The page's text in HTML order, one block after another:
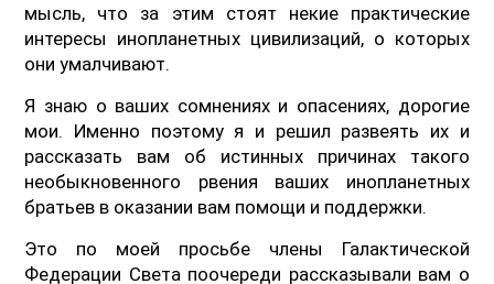
мысль, что за этим стоят некие практические
интересы инопланетных цивилизаций, о которых
они умалчивают.
Я знаю о ваших сомнениях и опасениях, дорогие
мои. Именно поэтому я и решил развеять их и
рассказать вам об истинных причинах такого
необыкновенного рвения ваших инопланетных
братьев в оказании вам помощи и поддержки.
Это по моей просьбе члены Галактической
Федерации Света поочереди рассказывали вам о